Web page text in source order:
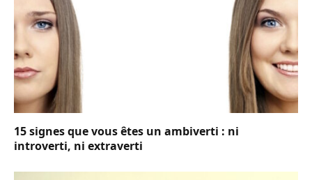
15 signes que vous êtes un ambiverti : ni
introverti, ni extraverti